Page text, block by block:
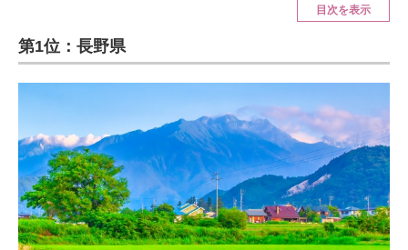
ITの今と未来を見通す
進化するPCとデバイスの未来
好きが集まる 比べて選べる
ビジネスと働き方のヒント
目次を表示
第1位：長野県